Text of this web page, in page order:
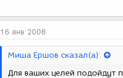
16 янв 2008
Миша Ершов сказал(а):
Для ваших целей подойдут